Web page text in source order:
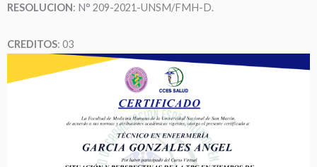
RESOLUCION: N° 209-2021-UNSM/FMH-D.
CREDITOS: 03